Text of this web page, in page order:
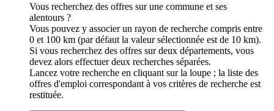
Vous recherchez des offres sur une commune et ses
alentours ?
Vous pouvez y associer un rayon de recherche compris entre
0 et 100 km (par défaut la valeur sélectionnée est de 10 km).
Si vous recherchez des offres sur deux départements, vous
devez alors effectuer deux recherches séparées.
Lancez votre recherche en cliquant sur la loupe ; la liste des
offres d'emploi correspondant à vos critères de recherche est
restituée.